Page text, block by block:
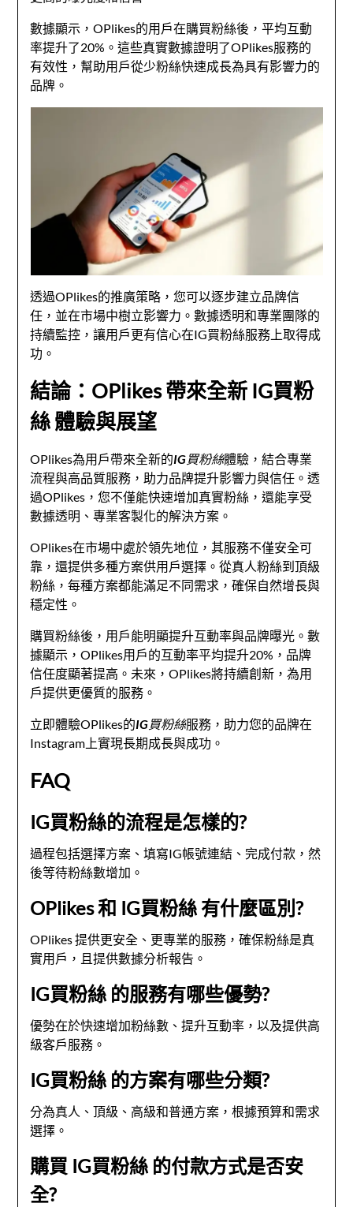
數據顯示，OPlikes的用戶在購買粉絲後，平均互動
率提升了20%。這些真實數據證明了OPlikes服務的
有效性，幫助用戶從少粉絲快速成長為具有影響力的
品牌。
透過OPlikes的推廣策略，您可以逐步建立品牌信
任，並在市場中樹立影響力。數據透明和專業團隊的
持續監控，讓用戶更有信心在IG買粉絲服務上取得成
功。
結論：OPlikes 帶來全新 IG買粉
絲 體驗與展望
OPlikes為用戶帶來全新的IG買粉絲體驗，結合專業
流程與高品質服務，助力品牌提升影響力與信任。透
過OPlikes，您不僅能快速增加真實粉絲，還能享受
數據透明、專業客製化的解決方案。
OPlikes在市場中處於領先地位，其服務不僅安全可
靠，還提供多種方案供用戶選擇。從真人粉絲到頂級
粉絲，每種方案都能滿足不同需求，確保自然增長與
穩定性。
購買粉絲後，用戶能明顯提升互動率與品牌曝光。數
據顯示，OPlikes用戶的互動率平均提升20%，品牌
信任度顯著提高。未來，OPlikes將持續創新，為用
戶提供更優質的服務。
立即體驗OPlikes的IG買粉絲服務，助力您的品牌在
Instagram上實現長期成長與成功。
FAQ
IG買粉絲的流程是怎樣的?
過程包括選擇方案、填寫IG帳號連結、完成付款，然
後等待粉絲數增加。
OPlikes 和 IG買粉絲 有什麼區別?
OPlikes 提供更安全、更專業的服務，確保粉絲是真
實用戶，且提供數據分析報告。
IG買粉絲 的服務有哪些優勢?
優勢在於快速增加粉絲數、提升互動率，以及提供高
級客戶服務。
IG買粉絲 的方案有哪些分類?
分為真人、頂級、高級和普通方案，根據預算和需求
選擇。
購買 IG買粉絲 的付款方式是否安
全?